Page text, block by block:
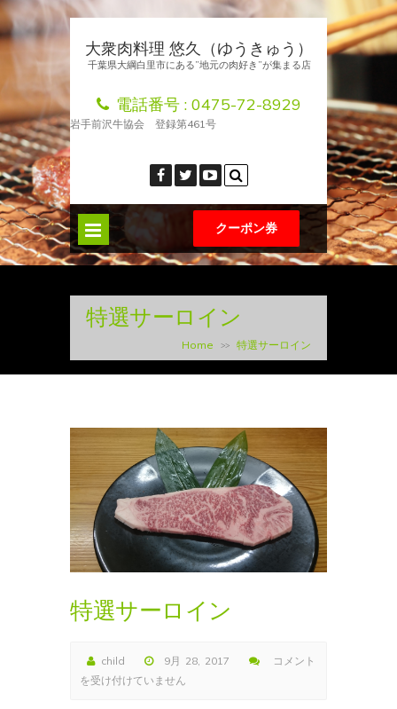
大衆肉料理 悠久（ゆうきゅう）
千葉県大綱白里市にある”地元の肉好き”が集まる店
電話番号 : 0475-72-8929
岩手前沢牛協会 登録第461号
クーポン券
特選サーロイン
Home >> 特選サーロイン
特選サーロイン
child
9月 28, 2017
特
コメント
を受け付けていません